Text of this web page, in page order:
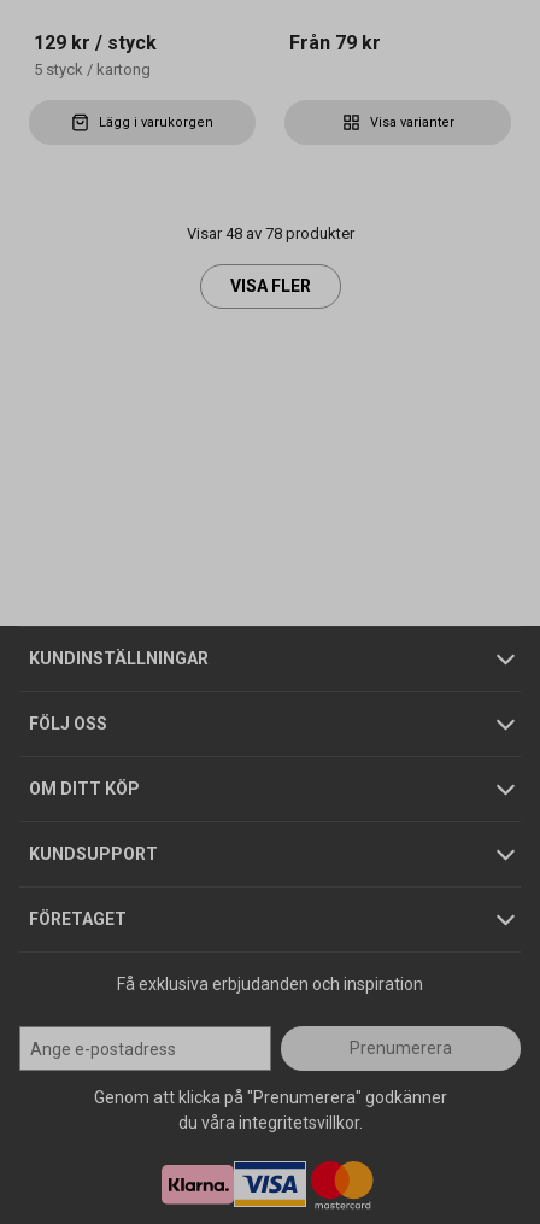
129 kr / styck
5 styck / kartong
Lägg i varukorgen
Från 79 kr
Visa varianter
Visar 48 av 78 produkter
VISA FLER
KUNDINSTÄLLNINGAR
Företagskund / Privatkund
FÖLJ OSS
OM DITT KÖP
Allmänna försäljningsvillkor
Integritetspolicy
GDPR
KUNDSUPPORT
Butiker
Foldrar och kataloger
Köpguider
Varumärken
FÖRETAGET
Om oss
Tjänster
Hållbarhet
Jobba hos oss
Press
Få exklusiva erbjudanden och inspiration
Prenumerera
Genom att klicka på "Prenumerera" godkänner
du våra integritetsvillkor.